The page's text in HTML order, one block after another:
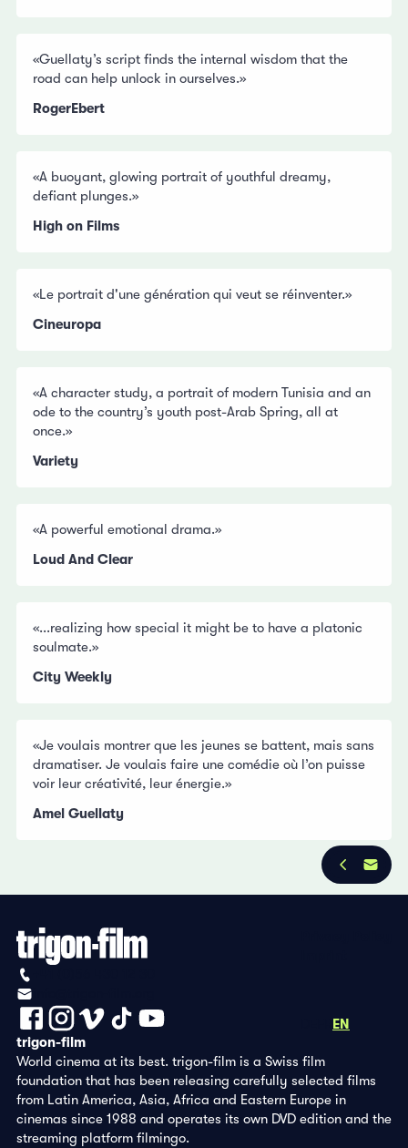
«Guellaty’s script finds the internal wisdom that the
road can help unlock in ourselves.»
RogerEbert
«A buoyant, glowing portrait of youthful dreamy,
defiant plunges.»
High on Films
«Le portrait d'une génération qui veut se réinventer.»
Cineuropa
«A character study, a portrait of modern Tunisia and an
ode to the country’s youth post-Arab Spring, all at
once.»
Variety
«A powerful emotional drama.»
Loud And Clear
«...realizing how special it might be to have a platonic
soulmate.»
City Weekly
«Je voulais montrer que les jeunes se battent, mais sans
dramatiser. Je voulais faire une comédie où l’on puisse
voir leur créativité, leur énergie.»
Amel Guellaty
EN
trigon-film
World cinema at its best. trigon-film is a Swiss film
foundation that has been releasing carefully selected films
from Latin America, Asia, Africa and Eastern Europe in
cinemas since 1988 and operates its own DVD edition and the
streaming platform filmingo.